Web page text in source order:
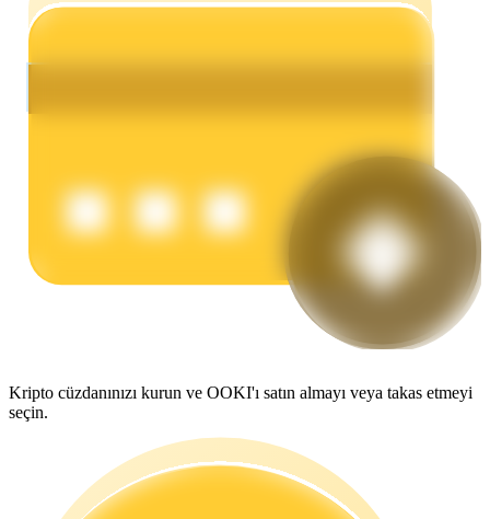
Kazan
Kripto cüzdanınızı kurun ve OOKI'ı satın almayı veya takas etmeyi
seçin.